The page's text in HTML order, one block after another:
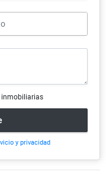
inmobiliarias
y privacidad